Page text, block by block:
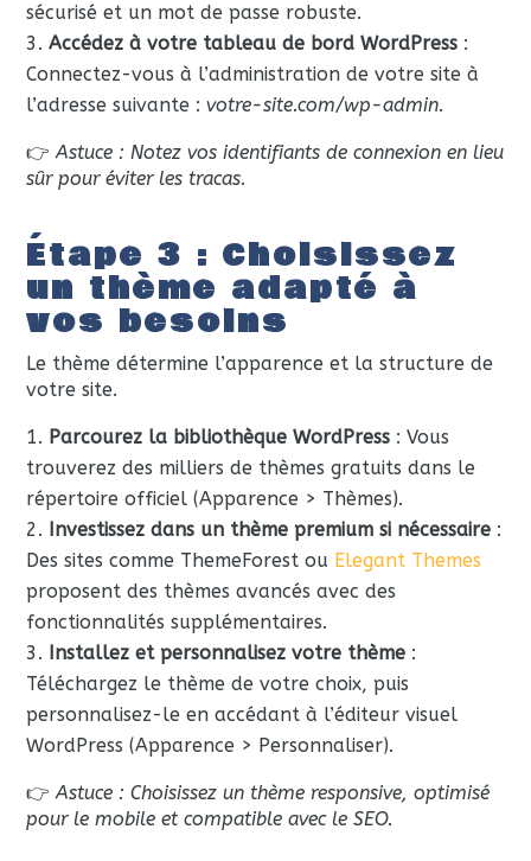
sécurisé et un mot de passe robuste.
Accédez à votre tableau de bord WordPress :
Connectez-vous à l’administration de votre site à
l’adresse suivante :votre-site.com/wp-admin.
👉Astuce : Notez vos identifiants de connexion en lieu
sûr pour éviter les tracas.
Étape 3 : Choisissez
un thème adapté à
vos besoins
Le thème détermine l’apparence et la structure de
votre site.
Parcourez la bibliothèque WordPress : Vous
trouverez des milliers de thèmes gratuits dans le
répertoire officiel (Apparence > Thèmes).
Investissez dans un thème premium si nécessaire :
Des sites comme ThemeForest ou Elegant Themes
proposent des thèmes avancés avec des
fonctionnalités supplémentaires.
Installez et personnalisez votre thème :
Téléchargez le thème de votre choix, puis
personnalisez-le en accédant à l’éditeur visuel
WordPress (Apparence > Personnaliser).
👉Astuce : Choisissez un thème responsive, optimisé
pour le mobile et compatible avec le SEO.